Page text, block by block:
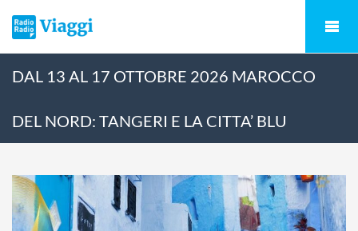
DAL 13 AL 17 OTTOBRE 2026 MAROCCO
DEL NORD: TANGERI E LA CITTA’ BLU